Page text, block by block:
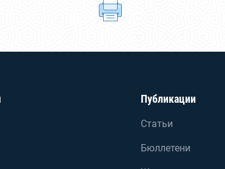
Публикации
Статьи
Бюллетени